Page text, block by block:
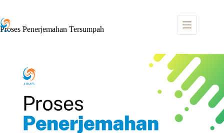
content
Proses Penerjemahan Tersumpah